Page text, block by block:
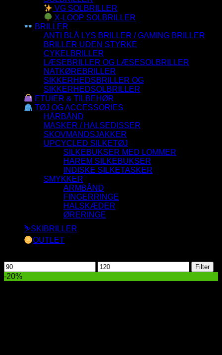
VG SOLBRILLER
X-LOOP SOLBRILLER
BRILLER
ANTI BLÅ LYS BRILLER / GAMING BRILLER
BRILLER UDEN STYRKE
CYKELBRILLER
LÆSEBRILLER OG LÆSESOLBRILLER
NATKØREBRILLER
SIKKERHEDSBRILLER OG
SIKKERHEDSOLBRILLER
ETUIER & TILBEHØR
TØJ OG ACCESSORIES
HÅRBÅND
MASKER / HALSEDISSER
SKOVMANDSJAKKER
UPCYCLED SILKETØJ
SILKEBUKSER MED LOMMER
HAREM SILKEBUKSER
INDISKE SILKETASKER
SMYKKER
ARMBÅND
FINGERRINGE
HALSKÆDER
ØRERINGE
⛷️SKIBRILLER
OUTLET
Mindste
pris
Højeste
pris
Filter
-20%